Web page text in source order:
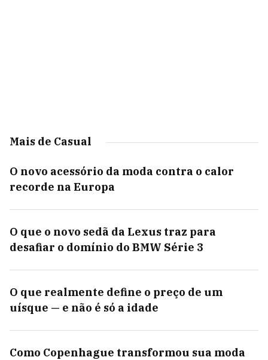
Mais de Casual
O novo acessório da moda contra o calor
recorde na Europa
O que o novo sedã da Lexus traz para
desafiar o domínio do BMW Série 3
O que realmente define o preço de um
uísque — e não é só a idade
Como Copenhague transformou sua moda